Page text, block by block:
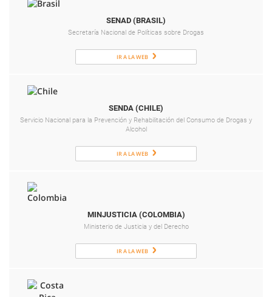
SENAD (BRASIL)
Secretaría Nacional de Políticas sobre Drogas
IR A LA WEB
SENDA (CHILE)
Servicio Nacional para la Prevención y Rehabilitación del Consumo de Drogas y
Alcohol
IR A LA WEB
MINJUSTICIA (COLOMBIA)
Ministerio de Justicia y del Derecho
IR A LA WEB